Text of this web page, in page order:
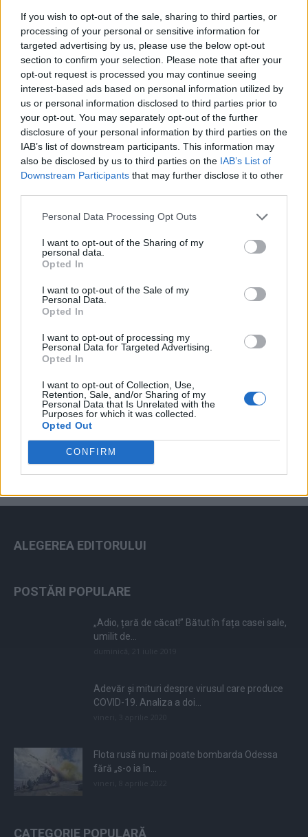
If you wish to opt-out of the sale, sharing to third parties, or
processing of your personal or sensitive information for
targeted advertising by us, please use the below opt-out
section to confirm your selection. Please note that after your
opt-out request is processed you may continue seeing
interest-based ads based on personal information utilized by
us or personal information disclosed to third parties prior to
your opt-out. You may separately opt-out of the further
disclosure of your personal information by third parties on the
IAB’s list of downstream participants. This information may
also be disclosed by us to third parties on the IAB’s List of
Downstream Participants that may further disclose it to other
Personal Data Processing Opt Outs
I want to opt-out of the Sharing of my
personal data.
Opted In
I want to opt-out of the Sale of my
Personal Data.
Opted In
I want to opt-out of processing my
Personal Data for Targeted Advertising.
Opted In
I want to opt-out of Collection, Use,
Retention, Sale, and/or Sharing of my
Personal Data that Is Unrelated with the
Purposes for which it was collected.
Opted Out
CONFIRM
Acțiunea Conservatoare (Târziu)
PDF (Lazarus)
PUSL (D. Voiculescu)
PNȚCD (Pavelescu)
PNCR (Terheș)
Partidul Patrioților (Surugiu)
FAR (Coarnă)
România pe Primul Loc (Ponta)
Arată rezultatele
Arhiva sondajelor
ad
ALEGEREA EDITORULUI
POSTĂRI POPULARE
„Adio, țară de căcat!” Bătut în fața casei sale,
umilit de...
Adevăr și mituri despre virusul care produce
COVID-19. Analiza a doi...
Flota rusă nu mai poate bombarda Odessa
fără „s-o ia în...
CATEGORIE POPULARĂ